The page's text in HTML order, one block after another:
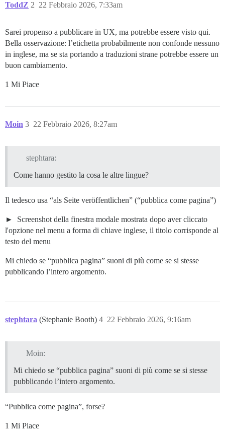
ToddZ 22 Febbraio 2026, 7:33am
2
Sarei propenso a pubblicare in UX, ma potrebbe essere visto qui.
Bella osservazione: l’etichetta probabilmente non confonde nessuno
in inglese, ma se sta portando a traduzioni strane potrebbe essere un
buon cambiamento.
1 Mi Piace
Moin 22 Febbraio 2026, 8:27am
3
stephtara:
Come hanno gestito la cosa le altre lingue?
Il tedesco usa “als Seite veröffentlichen” (“pubblica come pagina”)
Screenshot della finestra modale mostrata dopo aver cliccato
l'opzione nel menu a forma di chiave inglese, il titolo corrisponde al
testo del menu
Mi chiedo se “pubblica pagina” suoni di più come se si stesse
pubblicando l’intero argomento.
stephtara (Stephanie Booth) 22 Febbraio 2026, 9:16am
4
Moin:
Mi chiedo se “pubblica pagina” suoni di più come se si stesse
pubblicando l’intero argomento.
“Pubblica come pagina”, forse?
1 Mi Piace